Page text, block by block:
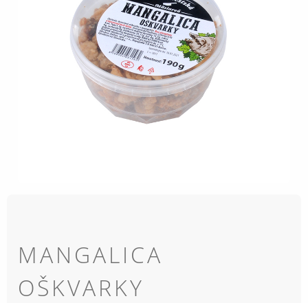
MANGALICA
OŠKVARKY